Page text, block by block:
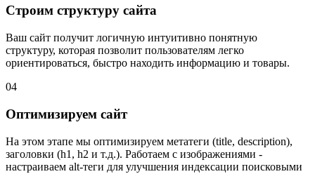
Строим структуру сайта
Ваш сайт получит логичную интуитивно понятную
структуру, которая позволит пользователям легко
ориентироваться, быстро находить информацию и товары.
04
Оптимизируем сайт
На этом этапе мы оптимизируем метатеги (title, description),
заголовки (h1, h2 и т.д.). Работаем с изображениями -
настраиваем alt-теги для улучшения индексации поисковыми